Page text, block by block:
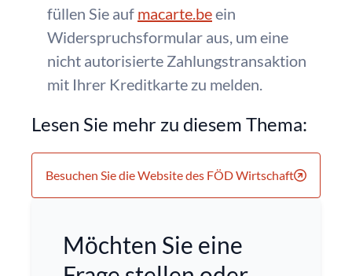
füllen Sie auf macarte.beein
Widerspruchsformular aus, um eine
nicht autorisierte Zahlungstransaktion
mit Ihrer Kreditkarte zu melden.
Lesen Sie mehr zu diesem Thema:
Besuchen Sie die Website des FÖD Wirtschaft
Möchten Sie eine